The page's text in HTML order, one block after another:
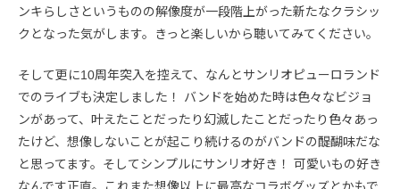
ンキらしさというものの解像度が一段階上がった新たなクラシッ
クとなった気がします。きっと楽しいから聴いてみてください。
そして更に10周年突入を控えて、なんとサンリオピューロランド
でのライブも決定しました！ バンドを始めた時は色々なビジョ
ンがあって、叶えたことだったり幻滅したことだったり色々あっ
たけど、想像しないことが起こり続けるのがバンドの醍醐味だな
と思ってます。そしてシンプルにサンリオ好き！ 可愛いもの好き